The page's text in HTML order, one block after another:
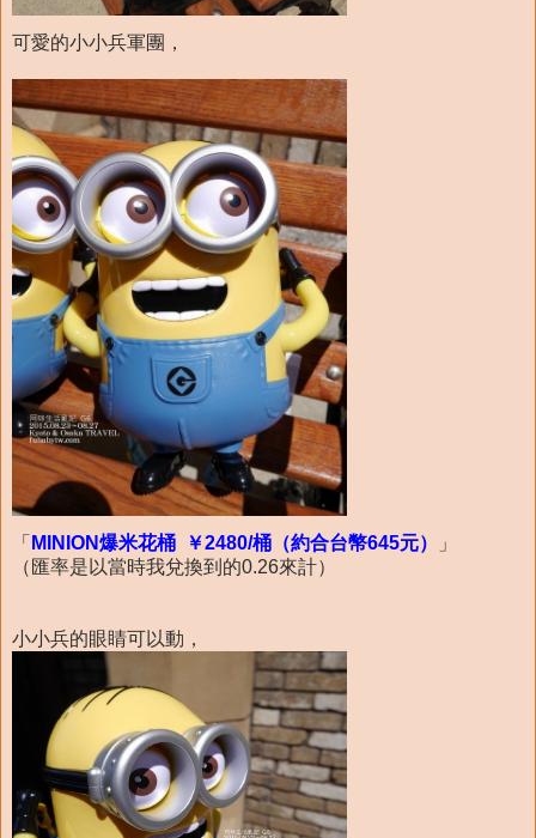
可愛的小小兵軍團，
「 MINION爆米花桶 ￥2480/桶（約合台幣645元）
」
（匯率是以當時我兌換到的0.26來計）
小小兵的眼睛可以動，